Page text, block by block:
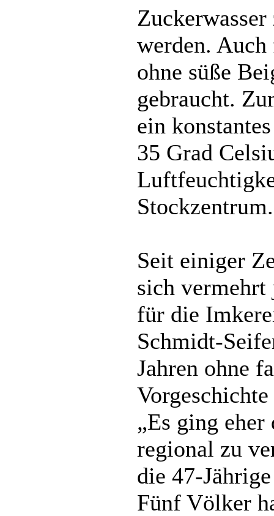
werden. Auch
ohne süße
gebraucht.
ein
35 Grad
Stockzentrum.
Seit einiger
sich vermehrt
für die
Schmidt-
Jahren ohne
„Es ging
regional zu
die 47-
Fünf Völker